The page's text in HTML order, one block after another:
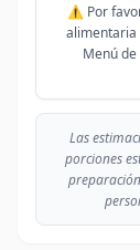
⚠️ Por
alimentaria
Menú
Las
porciones